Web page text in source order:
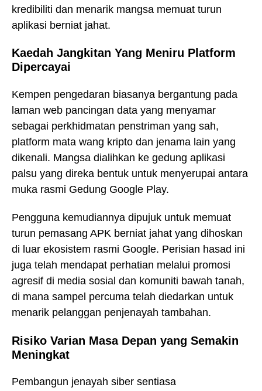
kredibiliti dan menarik mangsa memuat turun
aplikasi berniat jahat.
Kaedah Jangkitan Yang Meniru Platform
Dipercayai
Kempen pengedaran biasanya bergantung pada
laman web pancingan data yang menyamar
sebagai perkhidmatan penstriman yang sah,
platform mata wang kripto dan jenama lain yang
dikenali. Mangsa dialihkan ke gedung aplikasi
palsu yang direka bentuk untuk menyerupai antara
muka rasmi Gedung Google Play.
Pengguna kemudiannya dipujuk untuk memuat
turun pemasang APK berniat jahat yang dihoskan
di luar ekosistem rasmi Google. Perisian hasad ini
juga telah mendapat perhatian melalui promosi
agresif di media sosial dan komuniti bawah tanah,
di mana sampel percuma telah diedarkan untuk
menarik pelanggan penjenayah tambahan.
Risiko Varian Masa Depan yang Semakin
Meningkat
Pembangun jenayah siber sentiasa